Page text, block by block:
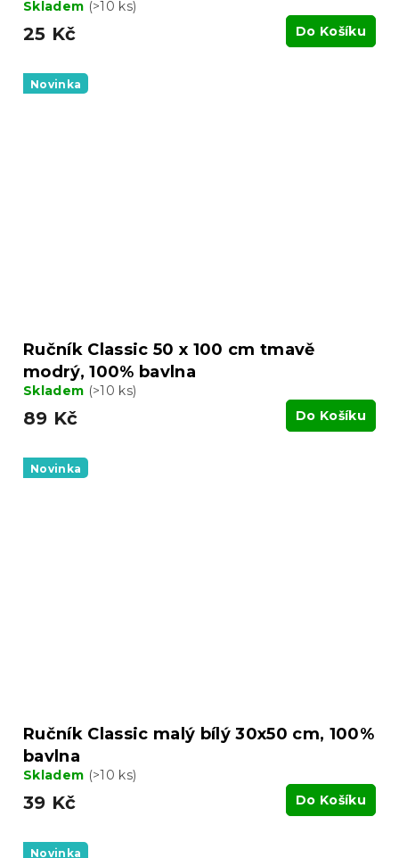
Skladem (>10 ks)
25 Kč Do Košíku
Novinka
Ručník Classic 50 x 100 cm tmavě
modrý, 100% bavlna
Skladem (>10 ks)
89 Kč Do Košíku
Novinka
Ručník Classic malý bílý 30x50 cm, 100%
bavlna
Skladem (>10 ks)
39 Kč Do Košíku
Novinka